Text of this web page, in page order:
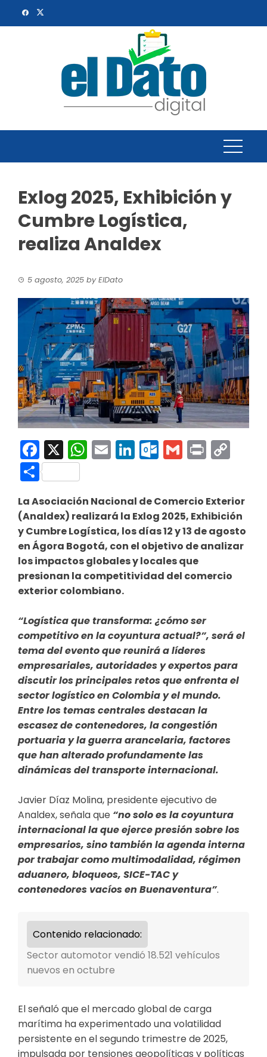
Exlog 2025, Exhibición y
Cumbre Logística,
realiza Analdex
5 agosto, 2025 byElDato
Facebook
X WhatsApp
EmailLinkedInGmail
Print
Compartir
La Asociación Nacional de Comercio Exterior
(Analdex) realizará la Exlog 2025, Exhibición
y Cumbre Logística, los días 12 y 13 de agosto
en Ágora Bogotá, con el objetivo de analizar
los impactos globales y locales que
presionan la competitividad del comercio
exterior colombiano.
“Logística que transforma: ¿cómo ser
competitivo en la coyuntura actual?”, será el
tema del evento que reunirá a líderes
empresariales, autoridades y expertos para
discutir los principales retos que enfrenta el
sector logístico en Colombia y el mundo.
Entre los temas centrales destacan la
escasez de contenedores, la congestión
portuaria y la guerra arancelaria, factores
que han alterado profundamente las
dinámicas del transporte internacional.
Javier Díaz Molina, presidente ejecutivo de
Analdex, señala que “no solo es la coyuntura
internacional la que ejerce presión sobre los
empresarios, sino también la agenda interna
por trabajar como multimodalidad, régimen
aduanero, bloqueos, SICE-TAC y
contenedores vacíos en Buenaventura”.
Contenido relacionado:
Sector automotor vendió 18.521 vehículos
nuevos en octubre
El señaló que el mercado global de carga
marítima ha experimentado una volatilidad
persistente en el segundo trimestre de 2025,
impulsada por tensiones geopolíticas y políticas